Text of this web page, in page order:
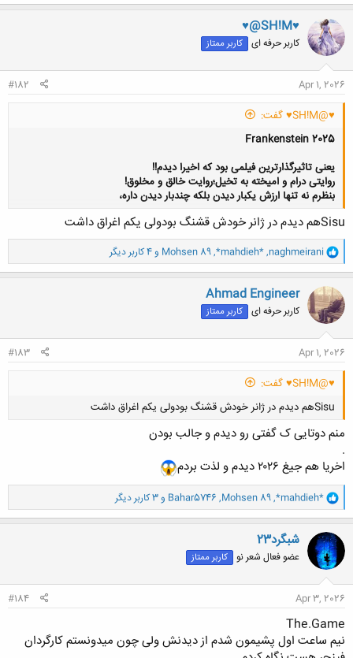
ک
ن
ش
ه
ا
♥@SH!M♥
کاربر حرفه ای کاربر ممتاز
Apr 1, 2026
#182
♥@SH!M♥ گفت:
Frankenstein 2025
یعنی تاثیرگذارترین فیلمی بود که اخیرا دیدم!!
روایتی درام و امیخته به تخیل؛روایت خالق و مخلوق!
بنظرم نه تنها ارزش یکبار دیدن بلکه چندبار دیدن داره،
کلیک کنید تا باز شود...
Sisuهم دیدم در ژانر خودش قشنگ بودولی یکم اغراق داشت
و
ا
ک
ن
ش
ه
ا
naghmeirani
,
*mahdieh*
,
Mohsen 89 و 4 کاربر دیگر
Ahmad Engineer
کاربر حرفه ای کاربر ممتاز
Apr 1, 2026
#183
♥@SH!M♥ گفت:
Sisuهم دیدم در ژانر خودش قشنگ بودولی یکم اغراق داشت
کلیک کنید تا باز شود...
منم دوتایی ک گفتی رو دیدم و جالب بودن
.
اخریا هم جیغ ۲۰۲۶ دیدم و لذت بردم
و
ا
ک
ن
ش
ه
ا
*mahdieh*
,
Mohsen 89
,
Bahar5746 و 3 کاربر دیگر
شبگرد23
عضو فعال شعر نو کاربر ممتاز
Apr 3, 2026
#184
The.Game
نیم ساعت اول پشیمون شدم از دیدنش ولی چون میدونستم کارگردان